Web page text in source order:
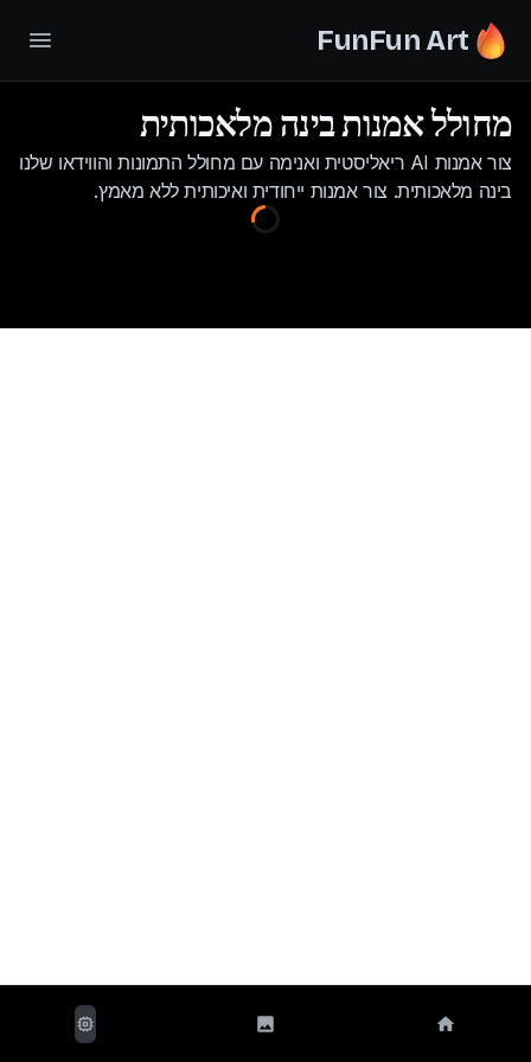
FunFun Art
מחולל אמנות בינה מלאכותית
צור אמנות AI ריאליסטית ואנימה עם מחולל התמונות והווידאו שלנו
בינה מלאכותית. צור אמנות ייחודית ואיכותית ללא מאמץ.